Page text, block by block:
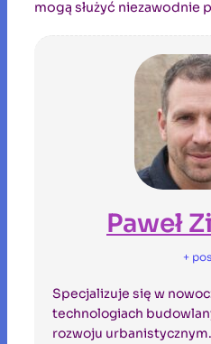
mogą służyć niezawodnie
Paweł
+
Specjalizuje się w
technologiach
rozwoju